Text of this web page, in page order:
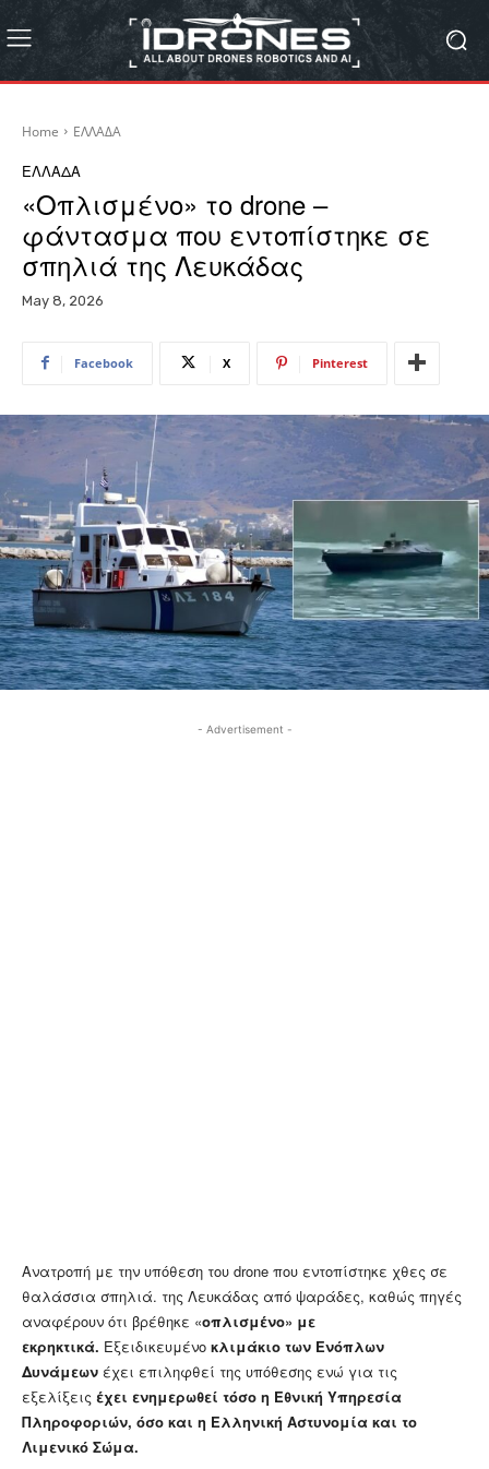
Home ΕΛΛΑΔΑ
ΕΛΛΑΔΑ
«Οπλισμένο» το drone –
φάντασμα που εντοπίστηκε σε
σπηλιά της Λευκάδας
May 8, 2026
Facebook X Pinterest
- Advertisement -
Ανατροπή με την υπόθεση του drone που εντοπίστηκε χθες σε
θαλάσσια σπηλιά. της Λευκάδας από ψαράδες, καθώς πηγές
αναφέρουν ότι βρέθηκε «οπλισμένο» με
εκρηκτικά. Εξειδικευμένο κλιμάκιο των Ενόπλων
Δυνάμεων έχει επιληφθεί της υπόθεσης ενώ για τις
εξελίξεις έχει ενημερωθεί τόσο η Εθνική Υπηρεσία
Πληροφοριών, όσο και η Ελληνική Αστυνομία και το
Λιμενικό Σώμα.